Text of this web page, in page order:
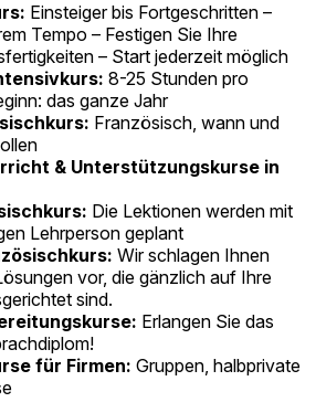
Einsteiger bis Fortgeschritten –
Tempo – Festigen Sie Ihre
– Start jederzeit möglich
8-25 Stunden pro
das ganze Jahr
Französisch, wann und
& Unterstützungskurse in
Die Lektionen werden mit
Lehrperson geplant
Wir schlagen Ihnen
vor, die gänzlich auf Ihre
sind.
Erlangen Sie das
für Firmen: Gruppen, halbprivate